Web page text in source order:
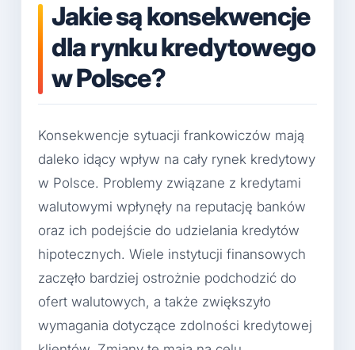
Jakie są konsekwencje
dla rynku kredytowego
w Polsce?
Konsekwencje sytuacji frankowiczów mają
daleko idący wpływ na cały rynek kredytowy
w Polsce. Problemy związane z kredytami
walutowymi wpłynęły na reputację banków
oraz ich podejście do udzielania kredytów
hipotecznych. Wiele instytucji finansowych
zaczęło bardziej ostrożnie podchodzić do
ofert walutowych, a także zwiększyło
wymagania dotyczące zdolności kredytowej